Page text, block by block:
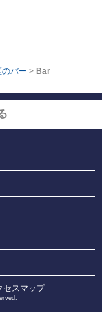
バー > Bar
セスマップ